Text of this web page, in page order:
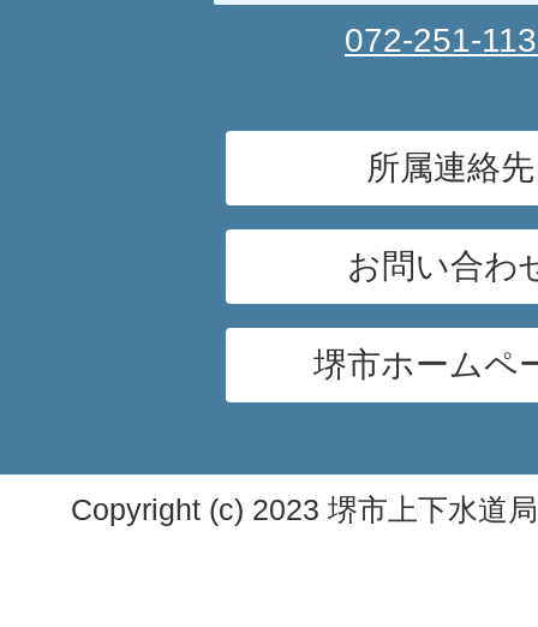
072-251-
所属連絡先
お問い合わ
堺市ホームペ
Copyright (c) 2023 堺市上下水道